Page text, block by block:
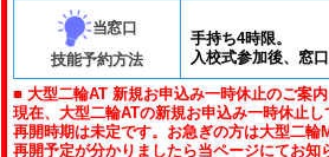
当窓口
技能予約方法
手持ち4時限。
入校式参加後、窓
■ 大型二輪AT 新規お申込み一時休止のご案
現在、大型二輪ATの新規お申込み一時休止し
再開時期は未定です。お急ぎの方は大型二輪
再開予定が分かりましたら当ページにてお知